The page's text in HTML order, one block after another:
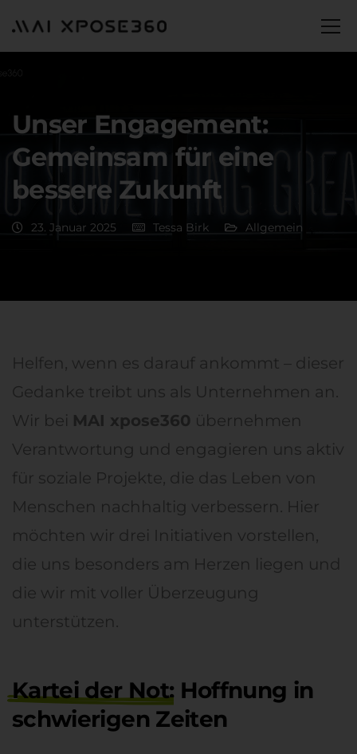
Unser Engagement:
Gemeinsam für eine
bessere Zukunft
23. Januar 2025 Tessa Birk Allgemein
Helfen, wenn es darauf ankommt – dieser
Gedanke treibt uns als Unternehmen an.
Wir bei MAI xpose360 übernehmen
Verantwortung und engagieren uns aktiv
für soziale Projekte, die das Leben von
Menschen nachhaltig verbessern. Hier
möchten wir drei Initiativen vorstellen,
die uns besonders am Herzen liegen und
die wir mit voller Überzeugung
unterstützen.
Kartei der Not: Hoffnung in
schwierigen Zeiten